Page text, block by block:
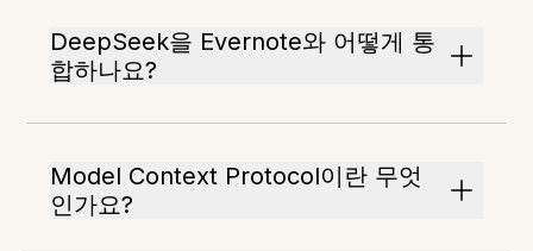
DeepSeek을 Evernote와 어떻게 통
합하나요?
Model Context Protocol이란 무엇
인가요?